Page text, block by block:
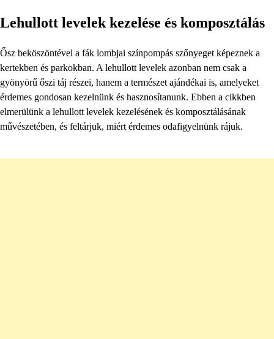
Lehullott levelek kezelése és komposztálás
Ősz beköszöntével a fák lombjai színpompás szőnyeget képeznek a
kertekben és parkokban. A lehullott levelek azonban nem csak a
gyönyörű őszi táj részei, hanem a természet ajándékai is, amelyeket
érdemes gondosan kezelnünk és hasznosítanunk. Ebben a cikkben
elmerülünk a lehullott levelek kezelésének és komposztálásának
művészetében, és feltárjuk, miért érdemes odafigyelnünk rájuk.